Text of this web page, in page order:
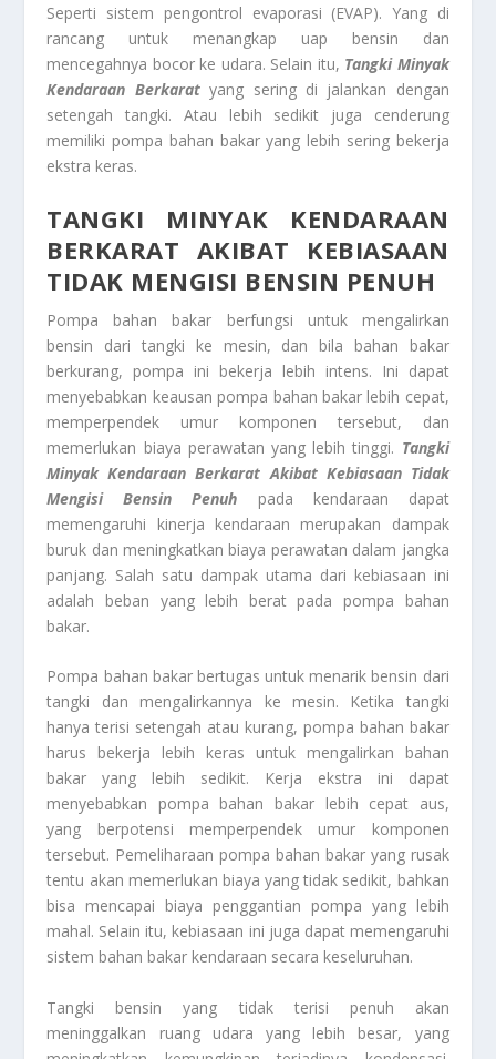
Seperti sistem pengontrol evaporasi (EVAP). Yang di
rancang untuk menangkap uap bensin dan
mencegahnya bocor ke udara. Selain itu, Tangki Minyak
Kendaraan Berkaratyang sering di jalankan dengan
setengah tangki. Atau lebih sedikit juga cenderung
memiliki pompa bahan bakar yang lebih sering bekerja
ekstra keras.
TANGKI MINYAK KENDARAAN
BERKARAT AKIBAT KEBIASAAN
TIDAK MENGISI BENSIN PENUH
Pompa bahan bakar berfungsi untuk mengalirkan
bensin dari tangki ke mesin, dan bila bahan bakar
berkurang, pompa ini bekerja lebih intens. Ini dapat
menyebabkan keausan pompa bahan bakar lebih cepat,
memperpendek umur komponen tersebut, dan
memerlukan biaya perawatan yang lebih tinggi. Tangki
Minyak Kendaraan Berkarat Akibat Kebiasaan Tidak
Mengisi Bensin Penuh pada kendaraan dapat
memengaruhi kinerja kendaraan merupakan dampak
buruk dan meningkatkan biaya perawatan dalam jangka
panjang. Salah satu dampak utama dari kebiasaan ini
adalah beban yang lebih berat pada pompa bahan
bakar.
Pompa bahan bakar bertugas untuk menarik bensin dari
tangki dan mengalirkannya ke mesin. Ketika tangki
hanya terisi setengah atau kurang, pompa bahan bakar
harus bekerja lebih keras untuk mengalirkan bahan
bakar yang lebih sedikit. Kerja ekstra ini dapat
menyebabkan pompa bahan bakar lebih cepat aus,
yang berpotensi memperpendek umur komponen
tersebut. Pemeliharaan pompa bahan bakar yang rusak
tentu akan memerlukan biaya yang tidak sedikit, bahkan
bisa mencapai biaya penggantian pompa yang lebih
mahal. Selain itu, kebiasaan ini juga dapat memengaruhi
sistem bahan bakar kendaraan secara keseluruhan.
Tangki bensin yang tidak terisi penuh akan
meninggalkan ruang udara yang lebih besar, yang